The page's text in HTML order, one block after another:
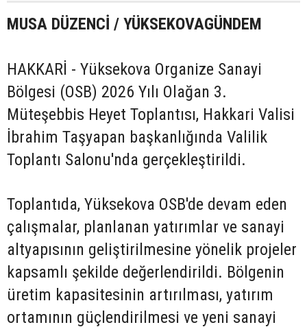
MUSA DÜZENCİ / YÜKSEKOVAGÜNDEM
HAKKARİ - Yüksekova Organize Sanayi
Bölgesi (OSB) 2026 Yılı Olağan 3.
Müteşebbis Heyet Toplantısı, Hakkari Valisi
İbrahim Taşyapan başkanlığında Valilik
Toplantı Salonu'nda gerçekleştirildi.
Toplantıda, Yüksekova OSB'de devam eden
çalışmalar, planlanan yatırımlar ve sanayi
altyapısının geliştirilmesine yönelik projeler
kapsamlı şekilde değerlendirildi. Bölgenin
üretim kapasitesinin artırılması, yatırım
ortamının güçlendirilmesi ve yeni sanayi